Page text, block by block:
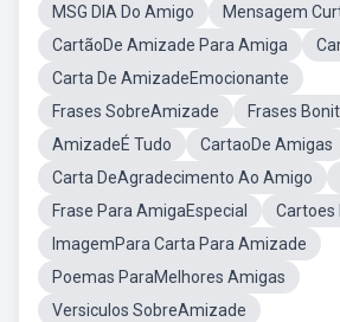
MSG DIA Do Amigo
Mensagem
CartãoDe Amizade Para Amiga
Carta De AmizadeEmocionante
Frases SobreAmizade
Frases
AmizadeÉ Tudo
CartaoDe Amigas
Carta DeAgradecimento Ao Amigo
Frase Para AmigaEspecial
Cartoes
ImagemPara Carta Para Amizade
Poemas ParaMelhores Amigas
Versiculos SobreAmizade